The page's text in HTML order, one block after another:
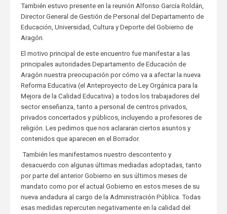
También estuvo presente en la reunión Alfonso García Roldán,
Director General de Gestión de Personal del Departamento de
Educación, Universidad, Cultura y Deporte del Gobierno de
Aragón.
El motivo principal de este encuentro fue manifestar a las
principales autoridades Departamento de Educación de
Aragón nuestra preocupación por cómo va a afectar la nueva
Reforma Educativa (el Anteproyecto de Ley Orgánica para la
Mejora de la Calidad Educativa) a todos los trabajadores del
sector enseñanza, tanto a personal de centros privados,
privados concertados y públicos, incluyendo a profesores de
religión. Les pedimos que nos aclararan ciertos asuntos y
contenidos que aparecen en el Borrador.
También les manifestamos nuestro descontento y
desacuerdo con algunas últimas mediadas adoptadas, tanto
por parte del anterior Gobierno en sus últimos meses de
mandato como por el actual Gobierno en estos meses de su
nueva andadura al cargo de la Administración Pública. Todas
esas medidas repercuten negativamente en la calidad del